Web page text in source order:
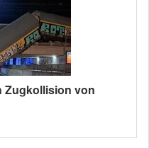
Zugkollision von